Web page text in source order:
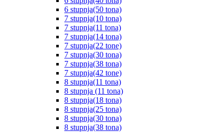
6 stupnja(50 tona)
7 stupnja(10 tona)
7 stupnja(11 tona)
7 stupnja(14 tona)
7 stupnja(22 tone)
7 stupnja(30 tona)
7 stupnja(38 tona)
7 stupnja(42 tone)
8 stupnja(11 tona)
8 stupnja (11 tona)
8 stupnja(18 tona)
8 stupnja(25 tona)
8 stupnja(30 tona)
8 stupnja(38 tona)